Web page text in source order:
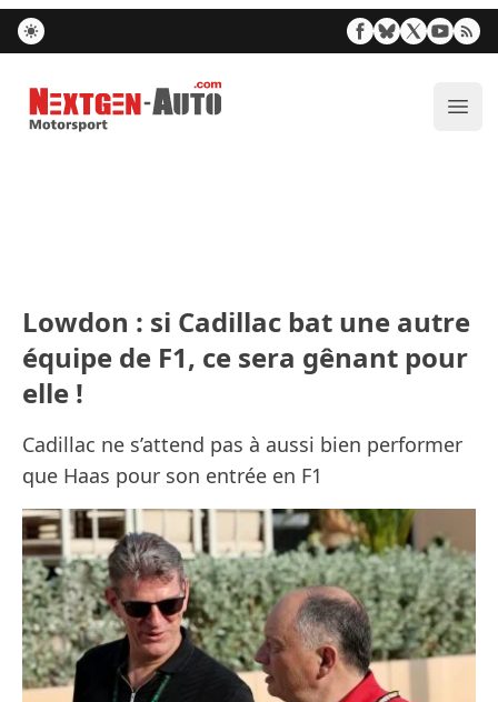
Nextgen-Auto.com
Lowdon : si Cadillac bat une autre
équipe de F1, ce sera gênant pour
elle !
Cadillac ne s’attend pas à aussi bien performer
que Haas pour son entrée en F1